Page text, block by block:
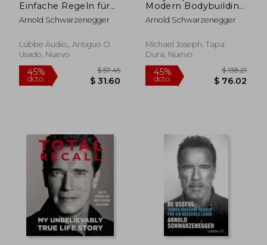
45%
dcto. $ 25.85
45%
dcto.
Einfache Regeln für
ein Besseres Leben.
(en Alemán)
Arnold Schwarzenegger
Lübbe Audio,, Antiguo O
Usado, Nuevo
Modern Bodybuilding
(Pelham Practical
Sports)
Arnold Schwarzenegger
Michael Joseph, Tapa
Dura, Nuevo